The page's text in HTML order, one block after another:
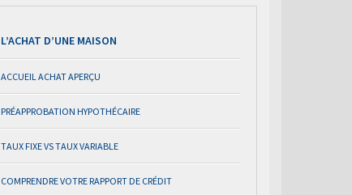
L’ACHAT D’UNE MAISON
ACCUEIL ACHAT APERÇU
PRÉAPPROBATION HYPOTHÉCAIRE
TAUX FIXE VS TAUX VARIABLE
COMPRENDRE VOTRE RAPPORT DE CRÉDIT